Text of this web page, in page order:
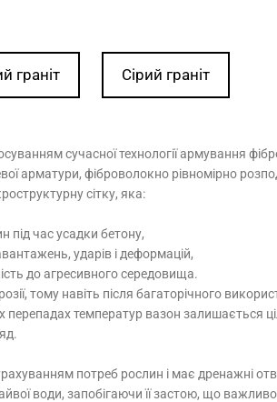
граніт Сірий граніт
сучасної технології армування
арматури, фіброволокно рівномірно
сітку, яка:
під час усадки бетону,
ударів і деформацій,
до агресивного середовища.
тому навіть після багаторічного
температур вазон залишається
потреб рослин і має дренажні
води, запобігаючи її застою, що